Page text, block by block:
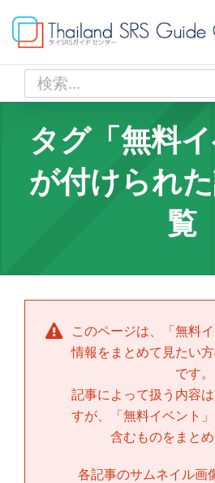
content
索
タグ「無料イ
が付けられ
覧
このページは、「 無料
情報をまとめて見たい
です。
記事によって扱う内容
すが、「 無料イベント
含むものをまとめ
各記事のサムネイル画